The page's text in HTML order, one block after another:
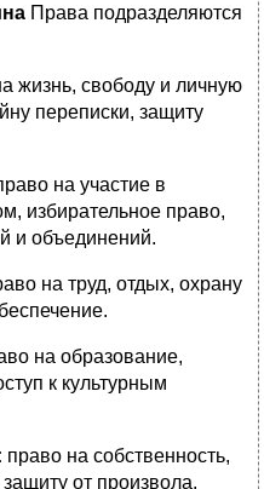
Права подразделяются
жизнь, свободу и личную
переписки, защиту
на участие в
избирательное право,
и объединений.
на труд, отдых, охрану
на образование,
к культурным
право на собственность,
от произвола.